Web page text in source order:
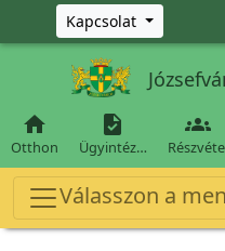
Ugrás a fő tartalomra
Kapcsolat

Otthon

Ügyintéz…

Válasszon a